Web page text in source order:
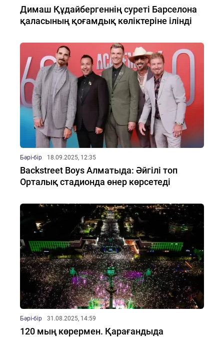
Димаш Құдайбергеннің суреті Барселона
қаласының қоғамдық көліктеріне ілінді
Бәрі-бір 18.09.2025, 12:35
Backstreet Boys Алматыда: Әйгілі топ
Орталық стадионда өнер көрсетеді
Бәрі-бір 31.08.2025, 14:59
120 мың көрермен. Қарағандыда